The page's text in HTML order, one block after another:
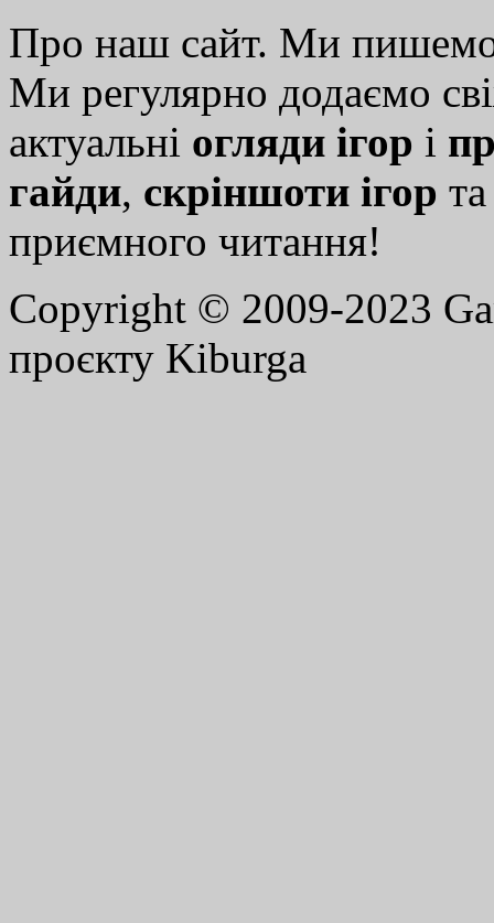
Про наш сайт. Ми
Ми регулярно додаємо
актуальні огляди ігор і
гайди, скріншоти ігор
приємного читання!
Copyright © 2009-2023
проєкту Kiburga